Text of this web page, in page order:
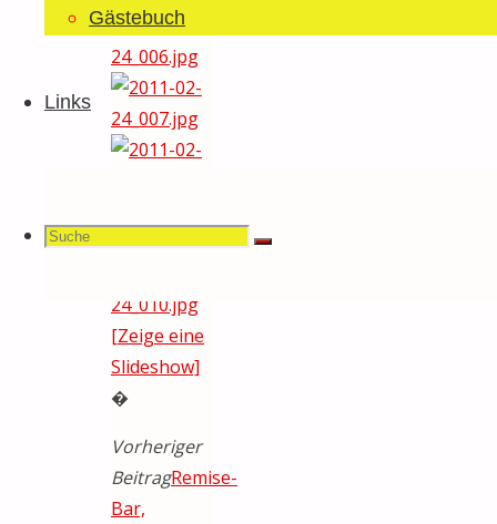
Gästebuch
Links
Suche
Suchen
Suche
[Zeige eine
Slideshow]
�
Vorheriger
BeitragRemise-
Bar,